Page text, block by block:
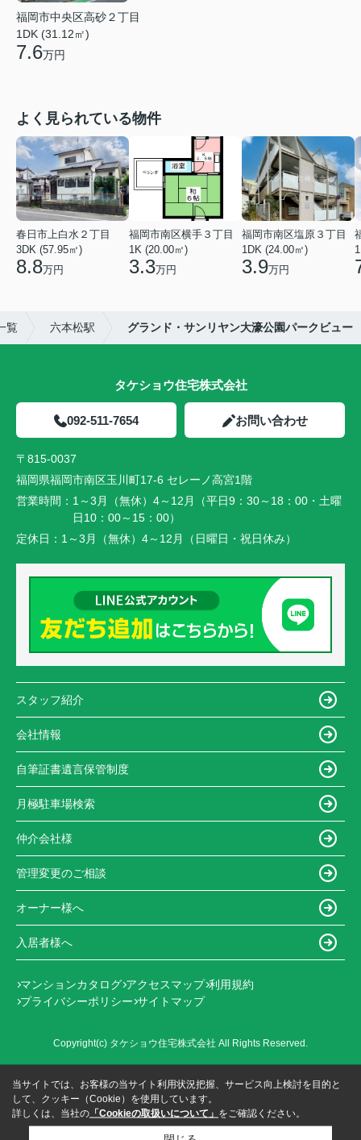
福岡市中央区高砂２丁目
1DK (31.12㎡)
7.6万円
よく見られている物件
春日市上白水２丁目
3DK (57.95㎡)
8.8万円
福岡市南区横手３丁目
1K (20.00㎡)
3.3万円
福岡市南区塩原３丁目
1DK (24.00㎡)
3.9万円
覧 六本松駅 グランド・サンリヤン大濠公園パークビュー
タケショウ住宅株式会社
092-511-7654 お問い合わせ
〒815-0037
福岡県福岡市南区玉川町17-6 セレーノ高宮1階
営業時間： 1～3月（無休）4～12月（平日9：30～18：00・土曜
日10：00～15：00）
定休日： 1～3月（無休）4～12月（日曜日・祝日休み）
スタッフ紹介
会社情報
自筆証書遺言保管制度
月極駐車場検索
仲介会社様
管理変更のご相談
オーナー様へ
入居者様へ
マンションカタログ アクセスマップ 利用規約
プライバシーポリシー サイトマップ
Copyright(c) タケショウ住宅株式会社 All Rights Reserved.
当サイトでは、お客様の当サイト利用状況把握、サービス向上検討を目的と
して、クッキー（Cookie）を使用しています。
詳しくは、当社の 「Cookieの取扱いについて」 をご確認ください。